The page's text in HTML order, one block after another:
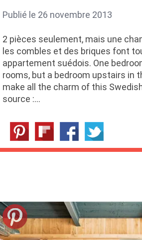
Publié le 26 novembre 2013
2 pièces seulement, mais une
les combles et des briques font
appartement suédois. One
rooms, but a bedroom upstairs in
make all the charm of this
source :…